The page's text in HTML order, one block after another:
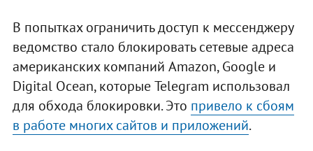
В попытках ограничить доступ к мессенджеру
ведомство стало блокировать сетевые адреса
американских компаний Amazon, Google и
Digital Ocean, которые Telegram использовал
для обхода блокировки. Это привело к сбоям
в работе многих сайтов и приложений.